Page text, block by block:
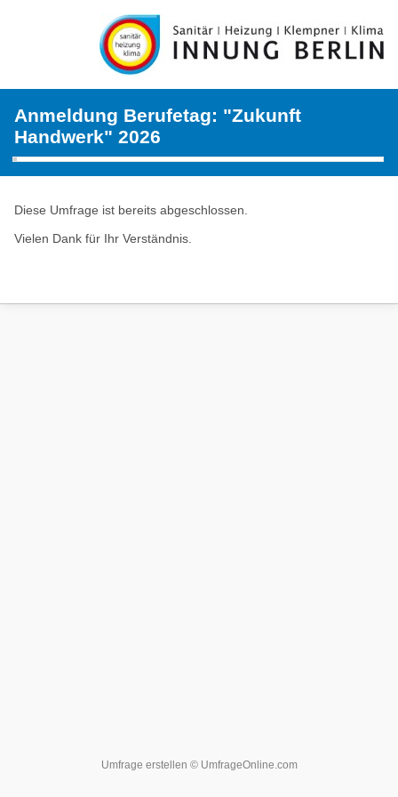
Anmeldung Berufetag: "Zukunft
Handwerk" 2026
Diese Umfrage ist bereits abgeschlossen.
Vielen Dank für Ihr Verständnis.
Umfrage erstellen © UmfrageOnline.com